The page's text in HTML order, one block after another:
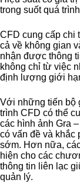
trong suốt quá
CFD cung cấp chi
cả về không gian
nhận được thông
không chỉ từ việc
định lượng giới
Với những tiến bộ
trình CFD có thể
các hình ảnh Gra
có vấn đề và khắc
sớm. Hơn nữa,
hiện cho các
thông tin liên lạc
quản lý.